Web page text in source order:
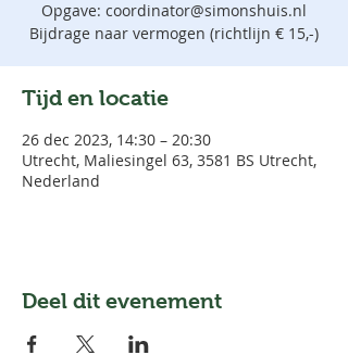
Opgave: coordinator@simonshuis.nl
Tijd en locatie
26 dec 2023, 14:30 – 20:30
Utrecht, Maliesingel 63, 3581 BS Utrecht,
Nederland
Deel dit evenement